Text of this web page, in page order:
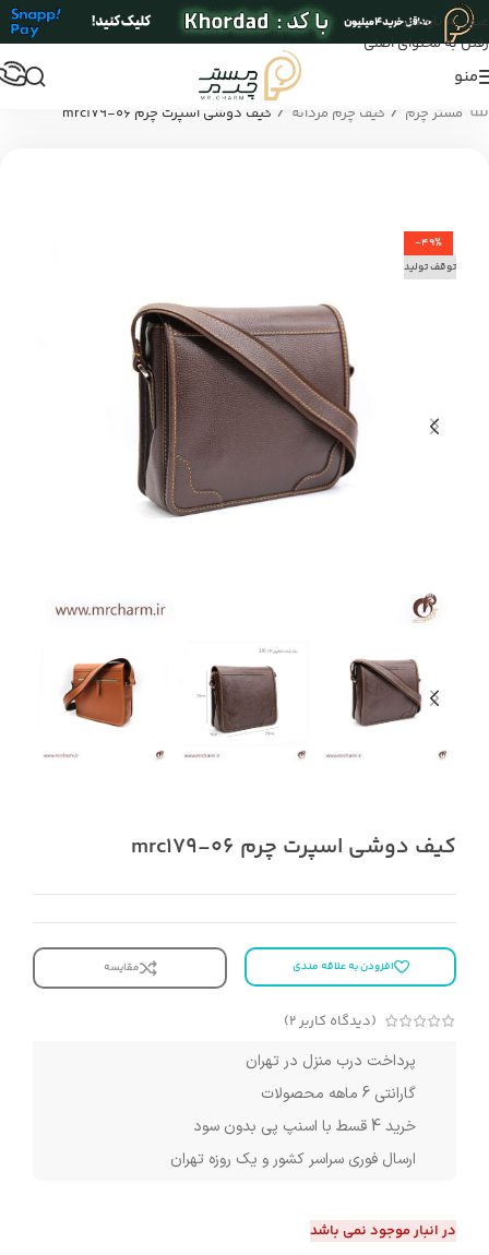
عبور به ناوبری
رفتن به محتوای اصلی
منو
مستر چرم / کیف چرم مردانه / کیف دوشی اسپرت چرم mrc179-06
-49%
توقف تولید
کیف دوشی اسپرت چرم mrc179-06
افزودن به علاقه مندی مقایسه
(دیدگاه کاربر2
)
پرداخت درب منزل در تهران
گارانتی 6 ماهه محصولات
خرید 4 قسط با اسنپ پی بدون سود
ارسال فوری سراسر کشور و یک روزه تهران
در انبار موجود نمی باشد